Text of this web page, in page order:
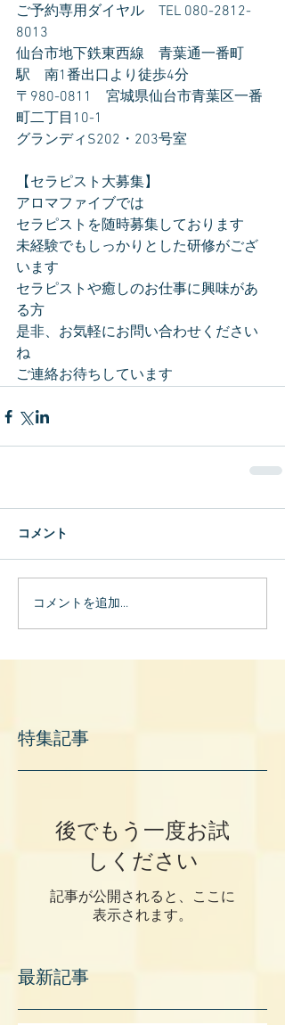
ご予約専用ダイヤル　TEL 080-2812-
8013
仙台市地下鉄東西線　青葉通一番町
駅　南1番出口より徒歩4分
〒980-0811　宮城県仙台市青葉区一番
町二丁目10-1
グランディS202・203号室
【セラピスト大募集】
アロマファイブでは
セラピストを随時募集しております
未経験でもしっかりとした研修がござ
います
セラピストや癒しのお仕事に興味があ
る方
是非、お気軽にお問い合わせください
ね
ご連絡お待ちしています
コメント
コメントを追加…
特集記事
後でもう一度お試
しください
記事が公開されると、ここに
表示されます。
最新記事